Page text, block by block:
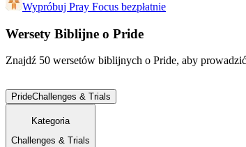
Wypróbuj Pray Focus bezpłatnie
Wersety Biblijne o Pride
Znajdź 50 wersetów biblijnych o Pride, aby
PrideChallenges & Trials
Kategoria
Challenges & Trials